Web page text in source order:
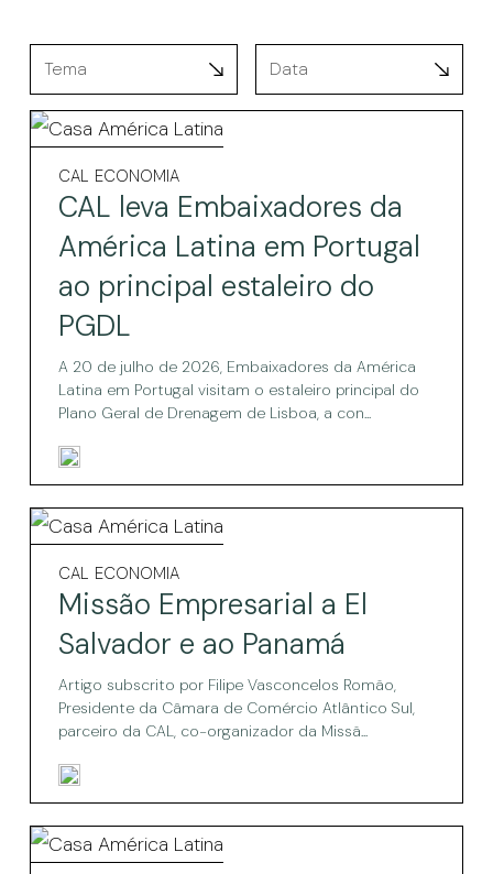
CAL
leva
Embaixadores
Latina
Portugal
principal
estaleiro
do
PGDL
CAL
leva
Embaixadores
da
América
Latina
Portugal
principal
estaleiro
do
CAL ECONOMIA
CAL leva Embaixadores da
América Latina em Portugal
ao principal estaleiro do
PGDL
A 20 de julho de 2026, Embaixadores da América
Latina em Portugal visitam o estaleiro principal do
Plano Geral de Drenagem de Lisboa, a con...
Missão
Empresarial
Panamá
Missão
Empresarial
a
El
Salvador
e
ao
Panamá
CAL ECONOMIA
Missão Empresarial a El
Salvador e ao Panamá
Artigo subscrito por Filipe Vasconcelos Romão,
Presidente da Câmara de Comércio Atlântico Sul,
parceiro da CAL, co-organizador da Missã...
Venezuela